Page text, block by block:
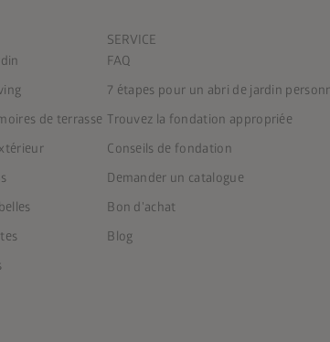
de terrasse
SERVICE
FAQ
7 étapes pour un abri de jardin
Trouvez la fondation appropriée
Conseils de fondation
Demander un catalogue
Bon d'achat
Blog